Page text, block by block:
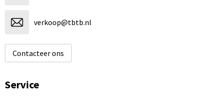
verkoop@tbtb.nl
Contacteer ons
Service